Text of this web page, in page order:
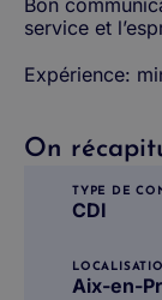
Bon
service et
Expérience:
On
TYPE DE
CDI
Aix-en-